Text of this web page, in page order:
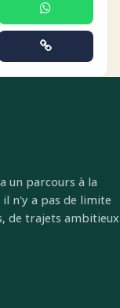
un parcours à la
il n'y a pas de limite
de trajets ambitieux